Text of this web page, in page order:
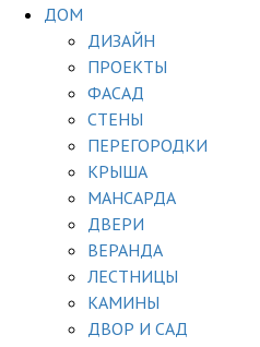
ДОМ
ДИЗАЙН
ПРОЕКТЫ
ФАСАД
СТЕНЫ
ПЕРЕГОРОДКИ
КРЫША
МАНСАРДА
ДВЕРИ
ВЕРАНДА
ЛЕСТНИЦЫ
КАМИНЫ
ДВОР И САД